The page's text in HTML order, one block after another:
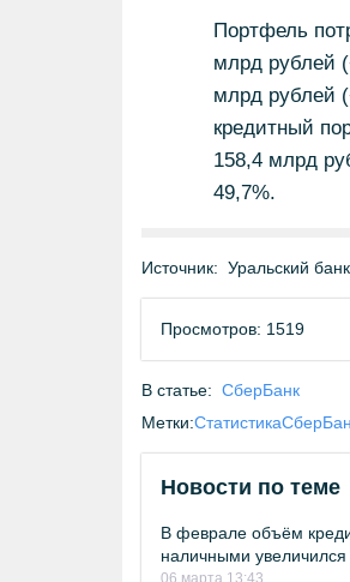
Портфель
млрд рублей
млрд рублей
кредитный
158,4 млрд
49,7%.
Источник: Уральский
Просмотров: 1519
В статье: СберБанк
Метки:Статистика
Новости по теме
В феврале объём
наличными увеличился
06 марта 13:43